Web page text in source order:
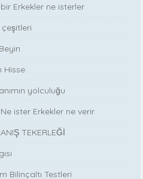
Erkekler ne isterler
Hisse
yolculuğu
ister Erkekler ne verir
TEKERLEĞİ
Bilinçaltı Testleri